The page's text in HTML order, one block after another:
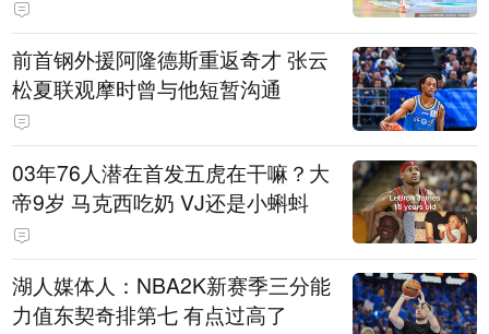
前首钢外援阿隆德斯重返奇才 张云
松夏联观摩时曾与他短暂沟通
03年76人潜在首发五虎在干嘛？大
帝9岁 马克西吃奶 VJ还是小蝌蚪
湖人媒体人：NBA2K新赛季三分能
力值东契奇排第七 有点过高了